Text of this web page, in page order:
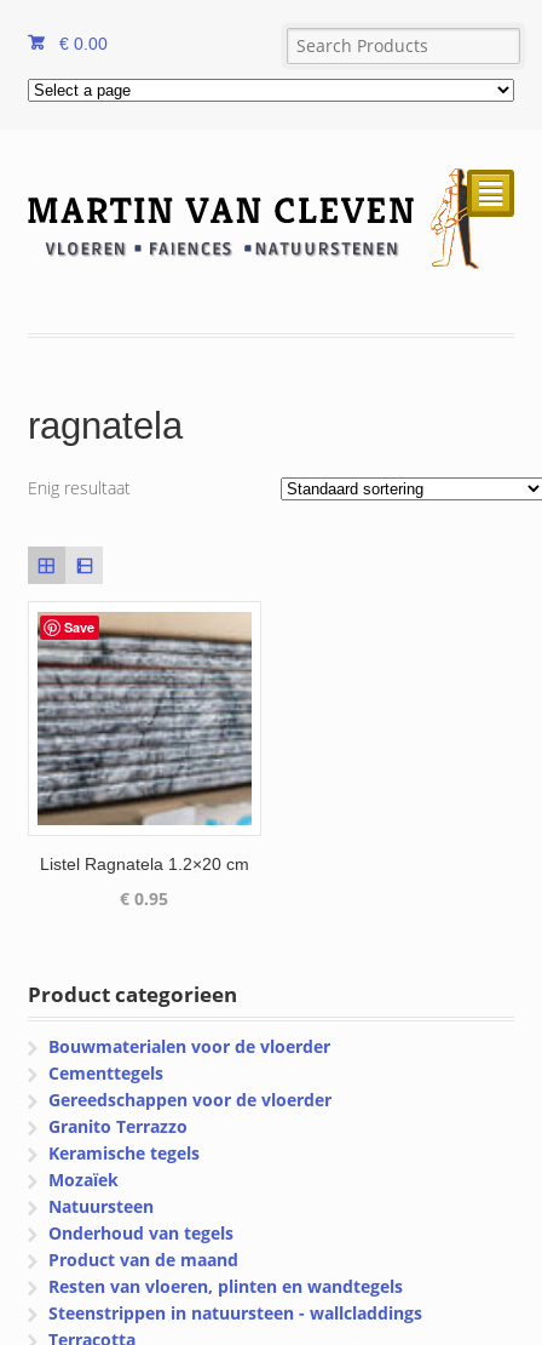
€ 0.00
²
ragnatela
Enig resultaat
Save
Listel Ragnatela 1.2×20 cm
€ 0.95
Product categorieen
Bouwmaterialen voor de vloerder
Cementtegels
Gereedschappen voor de vloerder
Granito Terrazzo
Keramische tegels
Mozaïek
Natuursteen
Onderhoud van tegels
Product van de maand
Resten van vloeren, plinten en wandtegels
Steenstrippen in natuursteen - wallcladdings
Terracotta